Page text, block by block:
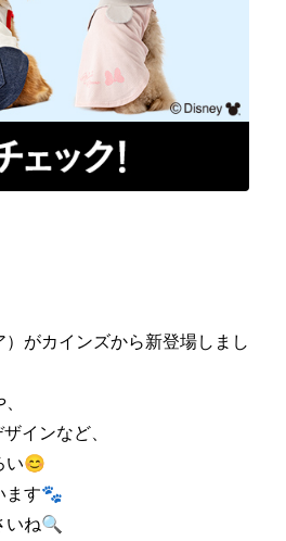
がカインズから新登場しまし
インなど、
い😊
ます🐾
いね🔍